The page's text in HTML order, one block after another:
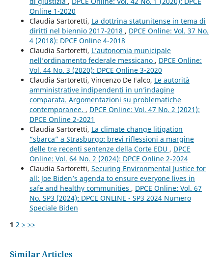
Online 1-2020
Claudia Sartoretti, La dottrina statunitense in tema di
diritti nel biennio 2017-2018 , DPCE Online: Vol. 37 No.
4 (2018): DPCE Online 4-2018
Claudia Sartoretti, L’autonomia municipale
nell’ordinamento federale messicano , DPCE Online:
Vol. 44 No. 3 (2020): DPCE Online 3-2020
Claudia Sartoretti, Vincenzo De Falco, Le autorità
amministrative indipendenti in un’indagine
comparata. Argomentazioni su problematiche
contemporanee. , DPCE Online: Vol. 47 No. 2 (2021):
DPCE Online 2-2021
Claudia Sartoretti, La climate change litigation
“sbarca” a Strasburgo: brevi riflessioni a margine
delle tre recenti sentenze della Corte EDU , DPCE
Online: Vol. 64 No. 2 (2024): DPCE Online 2-2024
Claudia Sartoretti, Securing Environmental Justice for
all: Joe Biden’s agenda to ensure everyone lives in
safe and healthy communities , DPCE Online: Vol. 67
No. SP3 (2024): DPCE ONLINE - SP3 2024 Numero
Speciale Biden
1 2 > >>
Similar Articles